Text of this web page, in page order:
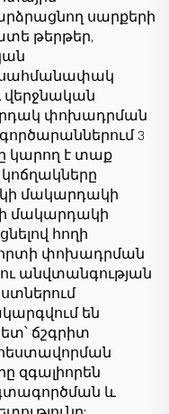
սարքերի
թերթեր,
սահմանափակ
վերջնական
փոխադրման
3
կարող է տաք
մակարդակի
մակարդակի
հողի
փոխադրման
անվտանգության
են
ճշգրիտ
զգալիորեն
և